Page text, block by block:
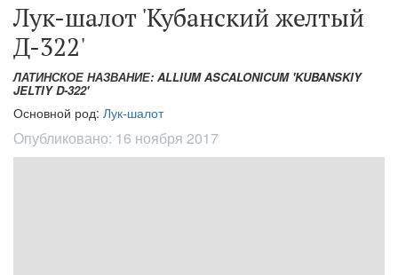
Лук-шалот 'Кубанский желтый
Д-322'
ЛАТИНСКОЕ НАЗВАНИЕ: ALLIUM ASCALONICUM 'KUBANSKIY
JELTIY D-322'
Основной род: Лук-шалот
Опубликовано: 16 ноября 2017